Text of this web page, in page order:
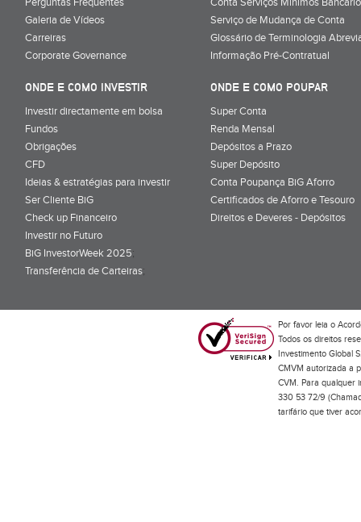
Galeria de Vídeos
Carreiras
Corporate Governance
Serviço de Mudança de Conta
Glossário de Terminologia
Informação Pré-Contratual
ONDE E COMO INVESTIR
Investir directamente em bolsa
Fundos
Obrigações
CFD
Ideias & estratégias para investir
Ser Cliente BiG
Check up Financeiro
Investir no Futuro
BiG InvestorWeek 2025;
Transferência de Carteiras;
ONDE E COMO POUPAR
Super Conta
Renda Mensal
Depósitos a Prazo
Super Depósito
Conta Poupança BiG Aforro
Certificados de Aforro e Tesouro
Direitos e Deveres - Depósitos
Por favor leia o
Todos os direitos
Investimento Global
CMVM autorizada a
CVM. Para qualquer
330 53 72/9
tarifário que tiver